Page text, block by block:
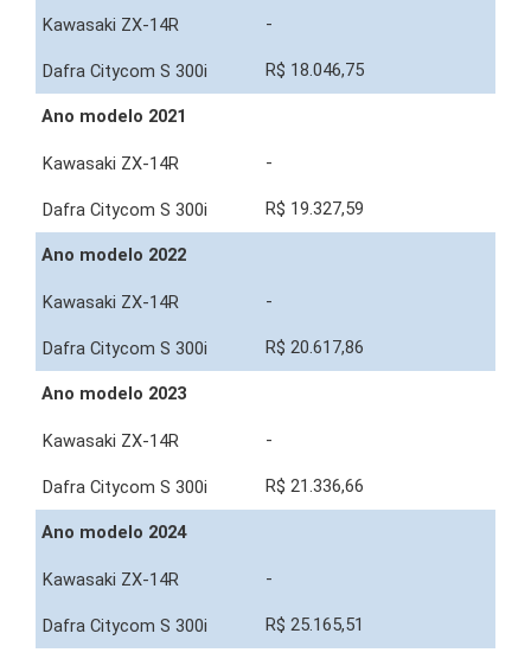
-
R$ 18.046,75
Ano modelo 2021
-
R$ 19.327,59
Ano modelo 2022
-
R$ 20.617,86
Ano modelo 2023
-
R$ 21.336,66
Ano modelo 2024
-
R$ 25.165,51